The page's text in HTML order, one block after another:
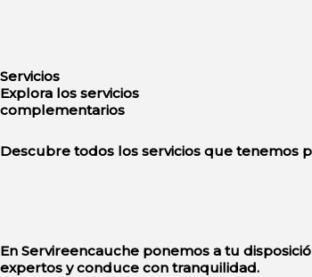
Servicios
Explora los servicios
complementarios
Descubre todos los servicios que tenemos
En Servireencauche ponemos a tu
expertos y conduce con tranquilidad.